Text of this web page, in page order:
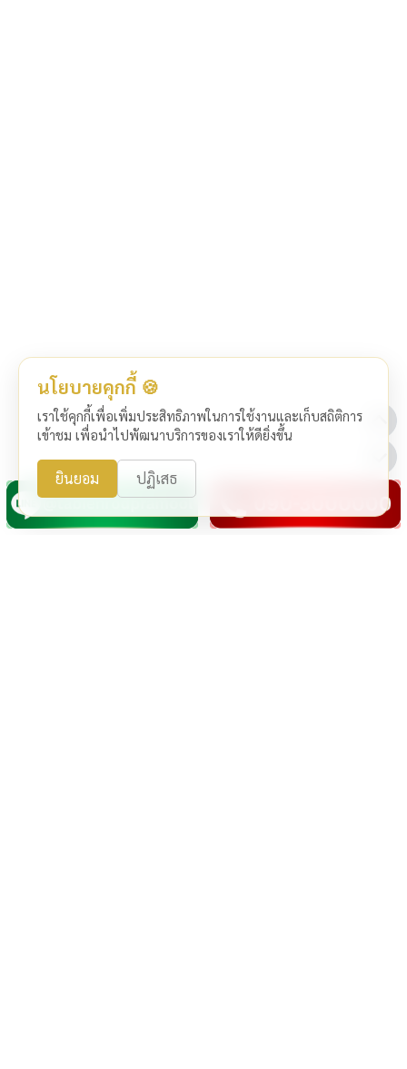
นโยบายคุกกี้ 🍪
เราใช้คุกกี้เพื่อเพิ่มประสิทธิภาพในการใช้งานและเก็บสถิติการ
เข้าชม เพื่อนำไปพัฒนาบริการของเราให้ดียิ่งขึ้น
ยินยอม ปฏิเสธ